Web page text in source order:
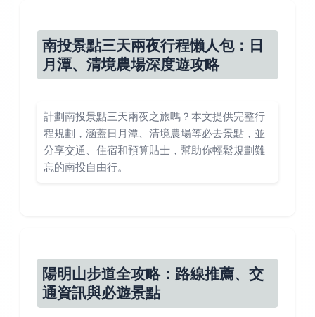
南投景點三天兩夜行程懶人包：日
月潭、清境農場深度遊攻略
計劃南投景點三天兩夜之旅嗎？本文提供完整行
程規劃，涵蓋日月潭、清境農場等必去景點，並
分享交通、住宿和預算貼士，幫助你輕鬆規劃難
忘的南投自由行。
陽明山步道全攻略：路線推薦、交
通資訊與必遊景點